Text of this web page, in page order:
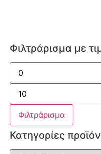
Φιλτράρισμα με
Φιλτράρισμα
Κατηγορίες